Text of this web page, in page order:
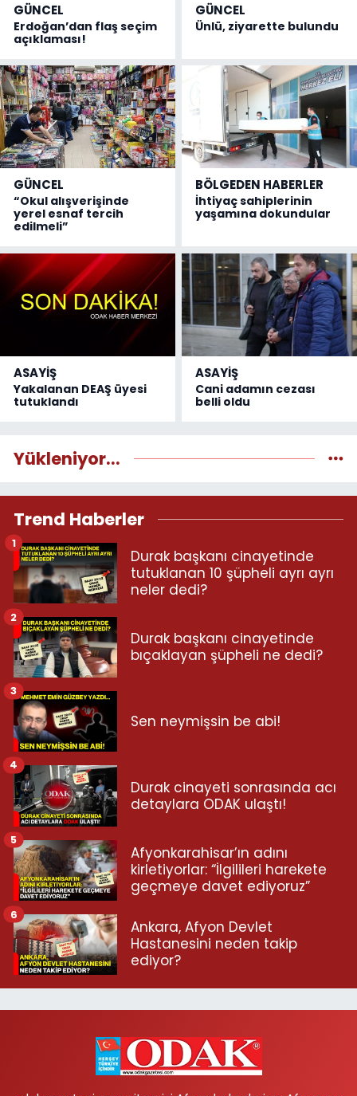
GÜNCEL
Erdoğan’dan flaş seçim
açıklaması!
GÜNCEL
Ünlü, ziyarette bulundu
GÜNCEL
“Okul alışverişinde
yerel esnaf tercih
edilmeli”
BÖLGEDEN HABERLER
İhtiyaç sahiplerinin
yaşamına dokundular
ASAYİŞ
Yakalanan DEAŞ üyesi
tutuklandı
ASAYİŞ
Cani adamın cezası
belli oldu
Yükleniyor...
Trend Haberler
Durak başkanı cinayetinde
tutuklanan 10 şüpheli ayrı ayrı
neler dedi?
1
Durak başkanı cinayetinde
bıçaklayan şüpheli ne dedi?
2
Sen neymişsin be abi!
3
Durak cinayeti sonrasında acı
detaylara ODAK ulaştı!
4
Afyonkarahisar’ın adını
kirletiyorlar: “İlgilileri harekete
geçmeye davet ediyoruz”
5
Ankara, Afyon Devlet
Hastanesini neden takip
ediyor?
6